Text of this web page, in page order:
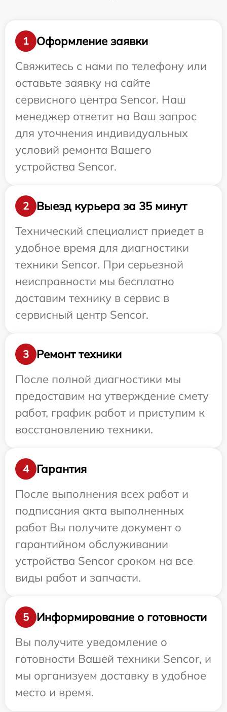
1
Оформление заявки
Свяжитесь с нами по телефону или
оставьте заявку на сайте
сервисного центра Sencor. Наш
менеджер ответит на Ваш запрос
для уточнения индивидуальных
условий ремонта Вашего
устройства Sencor.
2
Выезд курьера за 35 минут
Технический специалист приедет в
удобное время для диагностики
техники Sencor. При серьезной
неисправности мы бесплатно
доставим технику в сервис в
сервисный центр Sencor.
3
Ремонт техники
После полной диагностики мы
предоставим на утверждение смету
работ, график работ и приступим к
восстановлению техники.
4
Гарантия
После выполнения всех работ и
подписания акта выполненных
работ Вы получите документ о
гарантийном обслуживании
устройства Sencor сроком на все
виды работ и запчасти.
5
Информирование о готовности
Вы получите уведомление о
готовности Вашей техники Sencor, и
мы организуем доставку в удобное
место и время.